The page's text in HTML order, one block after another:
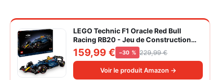
LEGO Technic F1 Oracle Red Bull
Racing RB20 - Jeu de Construction
Collector pour Adulte - Inclut Un
Moteur V6 et Une boîte de Vitesses -
Idée Cadeau pour passionnés de
Formule 1 42206
159,99 € −30 % 229,99 €
Voir le produit Amazon →